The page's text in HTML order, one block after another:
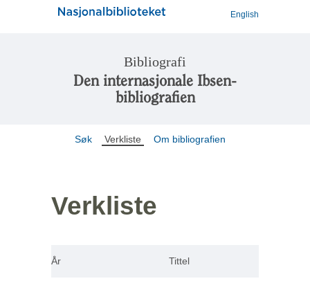
English
Bibliografi
Den internasjonale Ibsen-
bibliografien
Søk Verkliste Om bibliografien
Verkliste
År Tittel